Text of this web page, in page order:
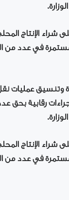
شراء الإنتاج
مستمرة في عدد
وتنسيق عمليات
رقابية
شراء الإنتاج
مستمرة في عدد